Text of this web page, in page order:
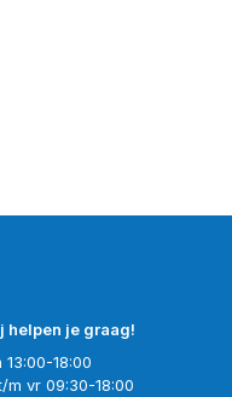
helpen je graag!
13:00-18:00
m vr 09:30-18:00